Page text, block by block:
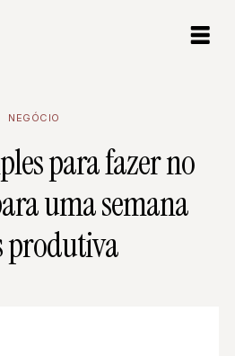
NEGÓCIO
para fazer no
uma semana
produtiva